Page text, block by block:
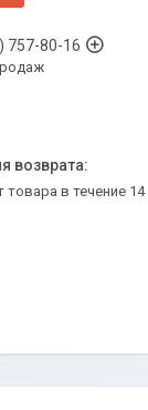
757-80-16
товара в течение 14